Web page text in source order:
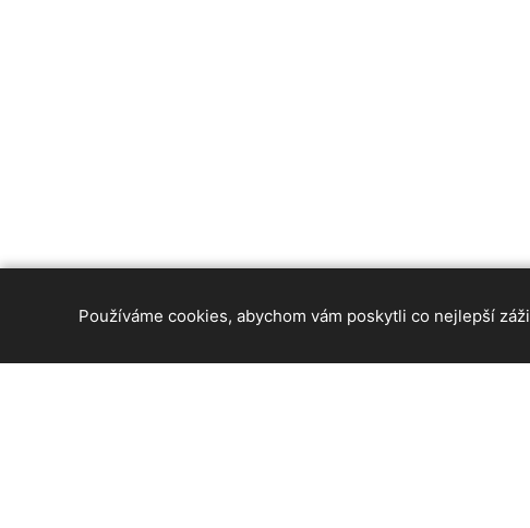
Používáme cookies, abychom vám poskytli co nejlepší